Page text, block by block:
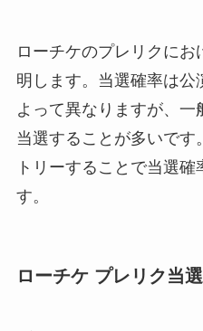
ローチケのプレリクに
明します。当選確率は公
よって異なりますが、
当選することが多いです
トリーすることで当選
す。
ローチケ プレリク当